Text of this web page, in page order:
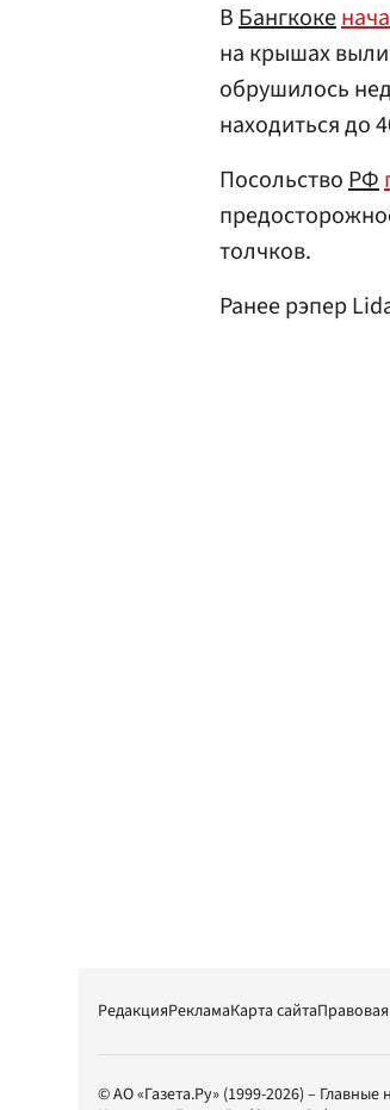
ВБангкоке
на крышах
обрушилось
находиться до
ПосольствоРФ
толчков.
Ранее рэпер
РедакцияРекламаКарта сайта
© АО «Газета.Ру» (1999-2026) – Главные